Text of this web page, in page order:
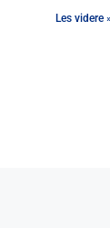
Les videre